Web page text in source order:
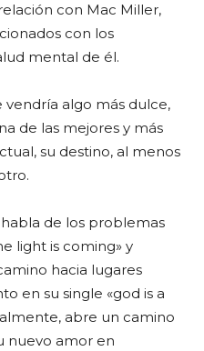
con Mac Miller,
con los
mental de él.
algo más dulce,
de las mejores y más
su destino, al menos
de los problemas
light is coming» y
hacia lugares
en su single «god is a
abre un camino
nuevo amor en